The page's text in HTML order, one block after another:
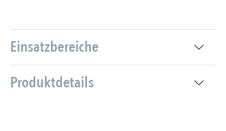
Einsatzbereiche
Produktdetails